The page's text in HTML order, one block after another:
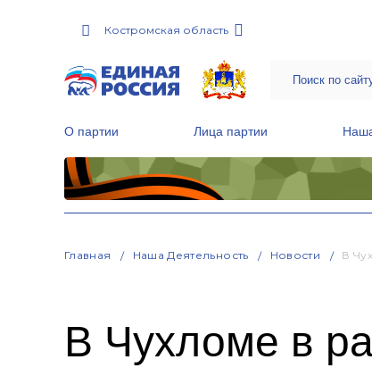
Костромская область
О партии Лица партии
Главная Наша Деятельность Новости В
В Чухломе в